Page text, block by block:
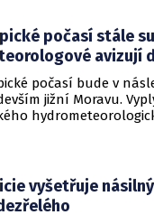
počasí stále
avizují
počasí bude v
jižní Moravu.
vyšetřuje